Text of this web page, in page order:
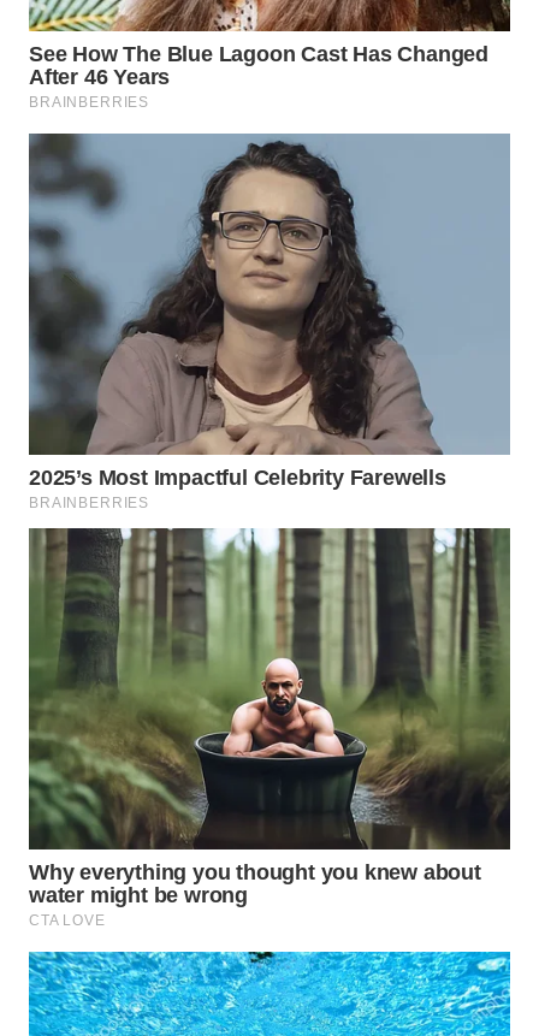
KALTARA
WN
KALSEL
WN
KALTIM
SULSEL
GORONTALO
SULUT
MALUKU
WN
MALUT
WN
DAIRI
WN
DANAU
TOBA
WN
NIAS
WN
LANGKAT